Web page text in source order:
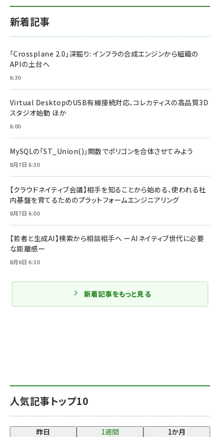
人気記事トップ10
昨日 1週間 1か月
新着記事
「Crossplane 2.0」深掘り: インフラの合成エンジンから組織の
APIの土台へ
6:30
Virtual DesktopのUSB有線接続対応、コレカティスの高品質3D
スタジオ始動 ほか
6:00
MySQLの「ST_Union()」関数でポリゴンを合体させてみよう
8月7日 6:30
【クラウドネイティブ会議】相手を知ることから始める、使われる社
内基盤を育てるためのプラットフォームエンジニアリング
8月7日 6:00
【若者と生成AI】検索から相談相手へ ーAIネイティブ世代に必要
な距離感ー
8月6日 6:30
新着記事をもっと見る